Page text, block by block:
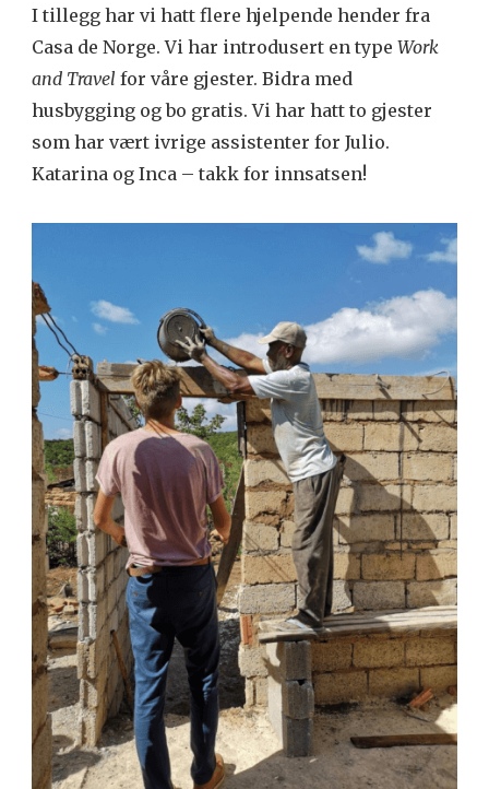
I tillegg har vi hatt flere hjelpende hender fra
Casa de Norge. Vi har introdusert en type Work
and Travel for våre gjester. Bidra med
husbygging og bo gratis. Vi har hatt to gjester
som har vært ivrige assistenter for Julio.
Katarina og Inca – takk for innsatsen!